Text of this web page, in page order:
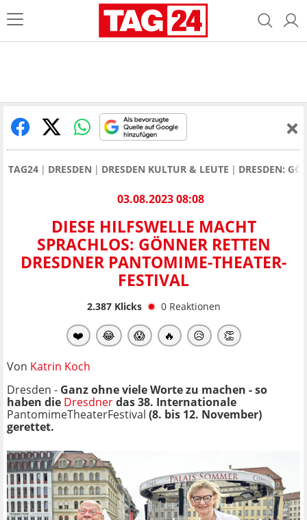
TAG24 DRESDEN DRESDEN KULTUR & LEUTE DRESDEN:
03.08.2023 08:08
DIESE HILFSWELLE MACHT
SPRACHLOS: GÖNNER RETTEN
DRESDNER PANTOMIME-THEATER-
FESTIVAL
2.387Klicks 0 Reaktionen
❤️ 😂 😱 🔥 😥 👏
Von Katrin Koch
Dresden - Ganz ohne viele Worte zu machen - so
haben die Dresdnerdas 38. Internationale
PantomimeTheaterFestival (8. bis 12. November)
gerettet.